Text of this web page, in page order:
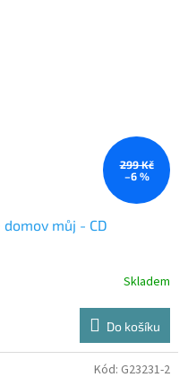
299 Kč
–6 %
domov můj - CD
Skladem
Do košíku
Kód: G23231-2